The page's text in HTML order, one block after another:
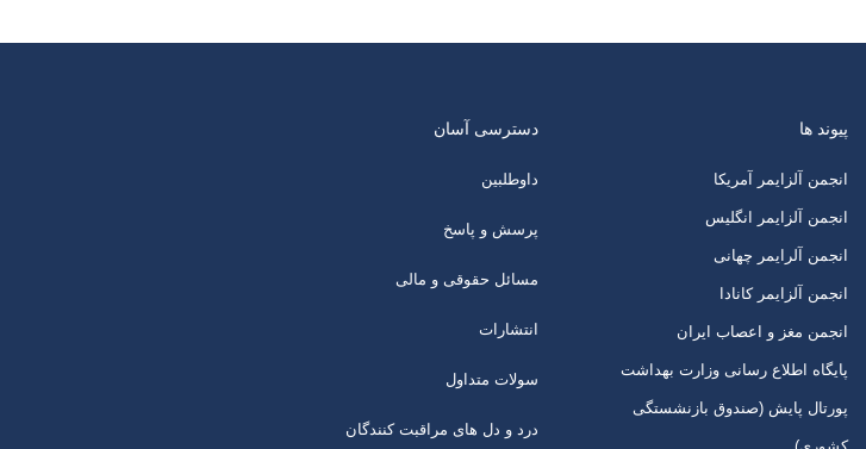
پیوند ها
انجمن آلزایمر آمریکا
انجمن آلزایمر انگلیس
انجمن آلرایمر چهانی
انجمن آلزایمر کانادا
انجمن مغز و اعصاب ایران
پایگاه اطلاع رسانی وزارت بهداشت
پورتال پایش (صندوق بازنشستگی
کشوری)
دسترسی آسان
داوطلبین
پرسش و پاسخ
مسائل حقوقی و مالی
انتشارات
سولات متداول
درد و دل های مراقبت کنندگان